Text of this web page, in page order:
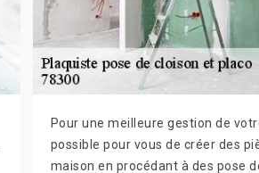
Pour une meilleure gestion de
possible pour vous de créer des
maison en procédant à des pose